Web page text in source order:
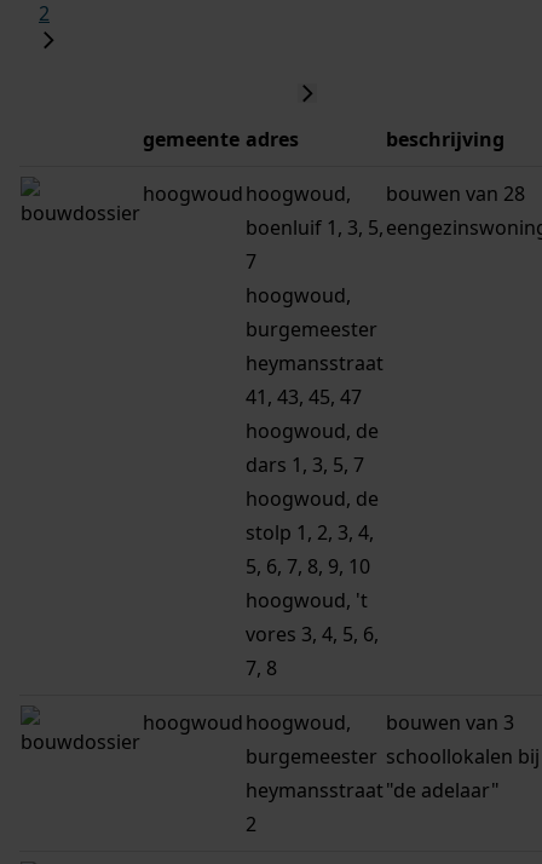
2
gemeente adres beschrijving
hoogwoudhoogwoud,
boenluif 1, 3, 5,
7
hoogwoud,
burgemeester
heymansstraat
41, 43, 45, 47
hoogwoud, de
dars 1, 3, 5, 7
hoogwoud, de
stolp 1, 2, 3, 4,
5, 6, 7, 8, 9, 10
hoogwoud, 't
vores 3, 4, 5, 6,
7, 8
bouwen van 28
hoogwoudhoogwoud,
burgemeester
heymansstraat
2
bouwen van 3
schoollokalen bij
"de adelaar"